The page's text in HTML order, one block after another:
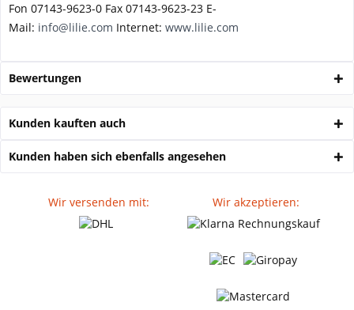
Fon 07143-9623-0 Fax 07143-9623-23 E-
Mail: info@lilie.com Internet: www.lilie.com
Bewertungen
Kunden kauften auch
Kunden haben sich ebenfalls angesehen
Wir versenden mit: Wir akzeptieren: